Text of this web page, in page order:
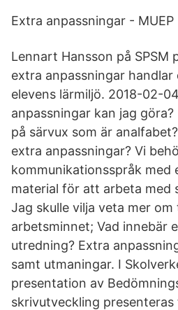
Extra anpassningar - MUEP
Lennart Hansson på SPSM
extra anpassningar
elevens lärmiljö. 2018-02-
anpassningar kan jag
på särvux som är
extra anpassningar? Vi
kommunikations­språk med
material för att arbeta med
Jag skulle vilja veta mer
arbetsminnet; Vad innebär
utredning? Extra
samt utmaningar. I
presentation av
skrivutveckling